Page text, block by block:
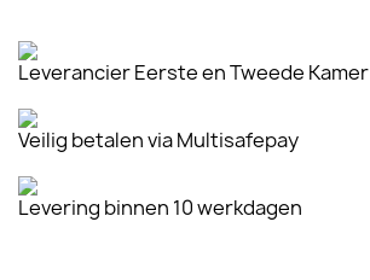
Leverancier Eerste en Tweede Kamer
Veilig betalen via Multisafepay
Levering binnen 10 werkdagen